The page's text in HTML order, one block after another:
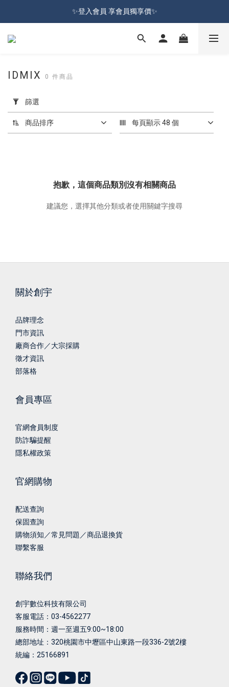
加入會員就送100元購物金 | 全館購物滿＄599 免運
✨登入會員 享會員獨享價✨
✅訂閱訂單通知 進度及時掌握
用
篩
選
(0/20)
IDMIX 0 件商品
篩選
商品排序 每頁顯示 48 個
抱歉，這個商品類別沒有相關商品
建議您，選擇其他分類或者使用關鍵字搜尋
關於創宇
品牌理念
門市資訊
廠商合作／大宗採購
徵才資訊
部落格
會員專區
官網會員制度
防詐騙提醒
隱私權政策
官網購物
配送查詢
保固查詢
購物須知／常見問題／商品退換貨
聯繫客服
聯絡我們
創宇數位科技有限公司
客服電話：03-4562277
服務時間：週一至週五9:00~18:00
總部地址： 320桃園市中壢區中山東路一段336-2號2樓
統編：25166891